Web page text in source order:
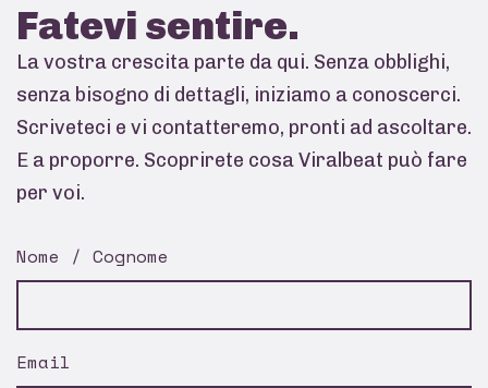
Fatevi sentire.
La vostra crescita parte da qui. Senza obblighi,
senza bisogno di dettagli, iniziamo a conoscerci.
Scriveteci e vi contatteremo, pronti ad ascoltare.
E a proporre. Scoprirete cosa Viralbeat può fare
per voi.
Nome / Cognome
Email